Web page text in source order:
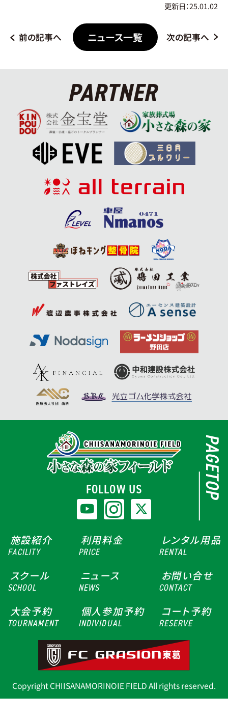
更新日：25.01.02
前の記事へ ニュース一覧 次の記事へ
PARTNER
FOLLOW US
施設紹介
FACILITY
利用料金
PRICE
レンタル用品
RENTAL
スクール
SCHOOL
ニュース
NEWS
お問い合せ
CONTACT
大会予約
TOURNAMENT
個人参加予約
INDIVIDUAL
コート予約
RESERVE
Copyright CHIISANAMORINOIE FIELD All rights reserved.
PAGETOP